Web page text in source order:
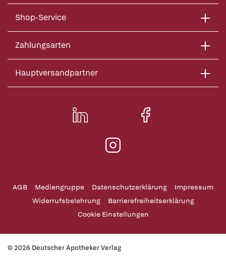
Shop-Service
Zahlungsarten
Hauptversandpartner
AGB Mediengruppe Datenschutzerklärung
Impressum
Widerrufsbelehrung
Barrierefreiheitserklärung
Cookie Einstellungen
© 2026 Deutscher Apotheker Verlag